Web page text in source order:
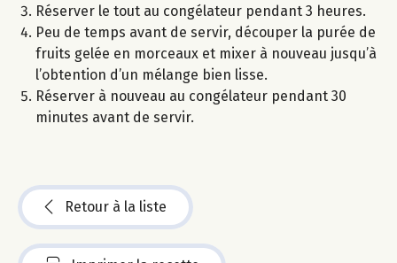
Réserver le tout au congélateur pendant 3 heures.
Peu de temps avant de servir, découper la purée de
fruits gelée en morceaux et mixer à nouveau jusqu’à
l’obtention d’un mélange bien lisse.
Réserver à nouveau au congélateur pendant 30
minutes avant de servir.
Retour à la liste